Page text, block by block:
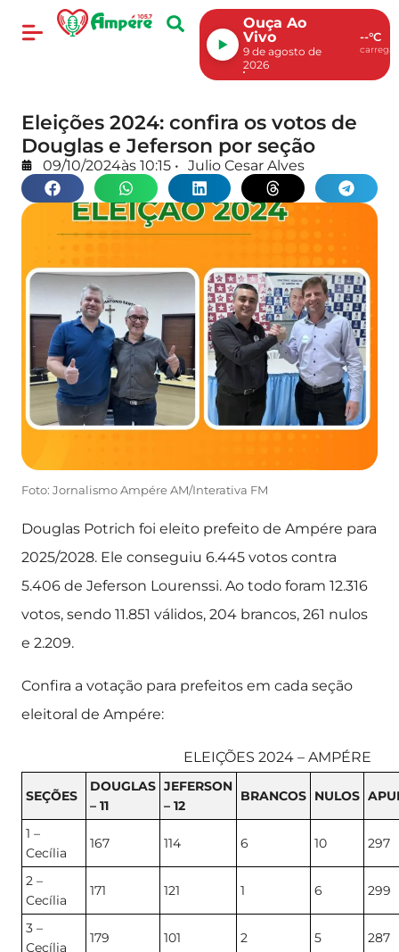
Ouça Ao
Vivo
9 de agosto de
2026
--°C
Eleições 2024: confira os votos de
Douglas e Jeferson por seção
09/10/2024às 10:15 • Julio Cesar Alves
Foto: Jornalismo Ampére AM/Interativa FM
Douglas Potrich foi eleito prefeito de Ampére para
2025/2028. Ele conseguiu 6.445 votos contra
5.406 de Jeferson Lourenssi. Ao todo foram 12.316
votos, sendo 11.851 válidos, 204 brancos, 261 nulos
e 2.209.
Confira a votação para prefeitos em cada seção
eleitoral de Ampére:
ELEIÇÕES 2024 – AMPÉRE
SEÇÕES
DOUGLAS
– 11
JEFERSON
– 12
BRANCOS NULOS
1 –
Cecília
167 114 6 10 297
2 –
Cecília
171 121 1 6 299
3 –
Cecília
179 101 2 5 287